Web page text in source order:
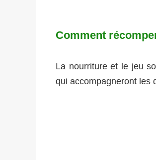
Comment
La nourriture et le jeu
qui accompagneront les